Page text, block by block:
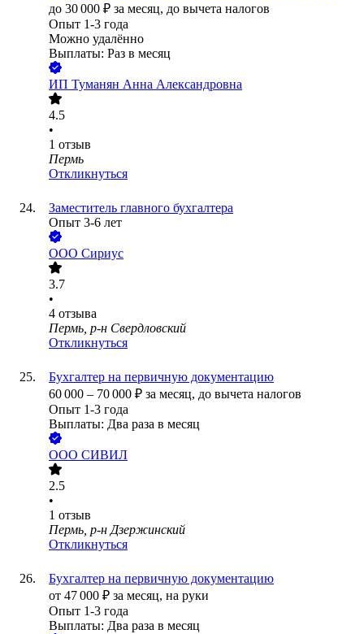
до 30 000 ₽ за месяц, до вычета налогов
Опыт 1-3 года
Можно удалённо
Выплаты: Раз в месяц
ИП Туманян Анна Александровна
4.5
•
1 отзыв
Пермь
Откликнуться
Заместитель главного бухгалтера
Опыт 3-6 лет
ООО Сириус
3.7
•
4 отзыва
Пермь, р-н Свердловский
Откликнуться
Бухгалтер на первичную документацию
60 000 – 70 000 ₽ за месяц, до вычета налогов
Опыт 1-3 года
Выплаты: Два раза в месяц
ООО СИВИЛ
2.5
•
1 отзыв
Пермь, р-н Дзержинский
Откликнуться
Бухгалтер на первичную документацию
от 47 000 ₽ за месяц, на руки
Опыт 1-3 года
Выплаты: Два раза в месяц